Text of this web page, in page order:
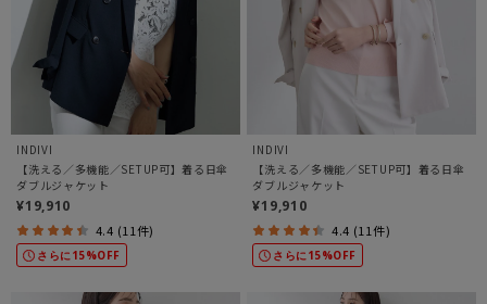
INDIVI
【洗える／多機能／SETUP可】着る日傘
ダブルジャケット
¥19,910
4.4 (11件)
さらに15%OFF
INDIVI
【洗える／多機能／SETUP可】着る日傘
ダブルジャケット
¥19,910
4.4 (11件)
さらに15%OFF